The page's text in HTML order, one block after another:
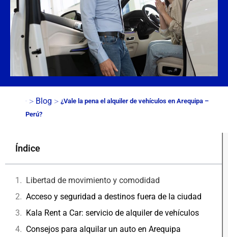
> Blog > ¿Vale la pena el alquiler de vehículos en Arequipa –
Perú?
Índice
Libertad de movimiento y comodidad
Acceso y seguridad a destinos fuera de la ciudad
Kala Rent a Car: servicio de alquiler de vehículos
Consejos para alquilar un auto en Arequipa